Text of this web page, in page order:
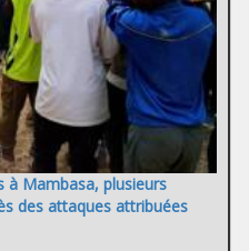
à Mambasa, plusieurs
des attaques attribuées